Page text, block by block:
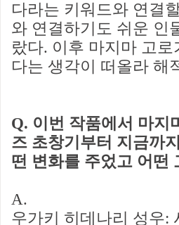
다라는 키워드와 연결
와 연결하기도 쉬운 인
랐다. 이후 마지마 고
다는 생각이 떠올라 해
Q. 이번 작품에서 마지
즈 초창기부터 지금까
떤 변화를 주었고 어떤
A.
우가키 히데나리 성우: